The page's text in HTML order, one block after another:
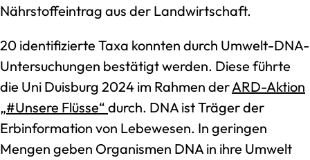
Nährstoffeintrag aus der Landwirtschaft.
20 identifizierte Taxa konnten durch Umwelt-DNA-
Untersuchungen bestätigt werden. Diese führte
die Uni Duisburg 2024 im Rahmen derARD-Aktion
„#Unsere Flüsse“ durch. DNA ist Träger der
Erbinformation von Lebewesen. In geringen
Mengen geben Organismen DNA in ihre Umwelt